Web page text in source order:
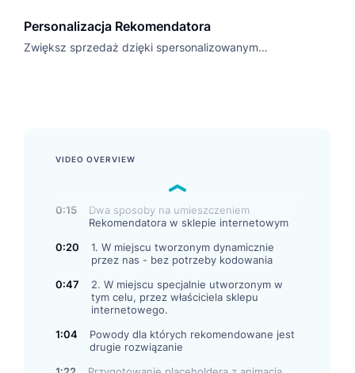
na sztucznej inteligencji.
Personalizacja Rekomendatora
Zwiększ sprzedaż dzięki spersonalizowanym
VIDEO OVERVIEW
0:15
Dwa sposoby na umieszczeniem
Rekomendatora w sklepie internetowym
0:20
1. W miejscu tworzonym dynamicznie
przez nas - bez potrzeby kodowania
0:47
2. W miejscu specjalnie utworzonym w
tym celu, przez właściciela sklepu
internetowego.
1:04
Powody dla których rekomendowane jest
drugie rozwiązanie